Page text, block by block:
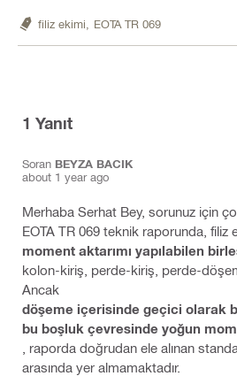
filiz ekimi, EOTA TR 069
1 Yanıt
Soran BEYZA BACIK
about 1 year ago
Merhaba Serhat Bey, sorunuz için
EOTA TR 069 teknik raporunda, filiz
moment aktarımı yapılabilen
kolon-kiriş, perde-kiriş, perde-
Ancak
döşeme içerisinde geçici olarak
bu boşluk çevresinde yoğun
, raporda doğrudan ele alınan
arasında yer almamaktadır.